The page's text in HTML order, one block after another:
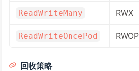
ReadWriteMany RWX
ReadWriteOncePod RWOP
回收策略